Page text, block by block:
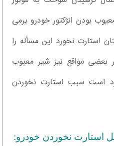
بودن انژکتور خودرو برمی
استارت نخورد این مسأله را
بعضی مواقع نیز شیر معیوب
است سبب استارت نخوردن
استارت نخوردن خودرو: